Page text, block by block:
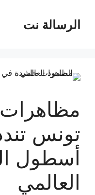
المحتوىالرسالة نت
تونس
أسطول
العالمي